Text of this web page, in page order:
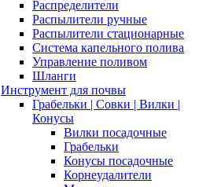
Распределители
Распылители ручные
Распылители стационарные
Система капельного полива
Управление поливом
Шланги
Инструмент для почвы
Грабельки | Совки | Вилки |
Конусы
Вилки посадочные
Грабельки
Конусы посадочные
Корнеудалители